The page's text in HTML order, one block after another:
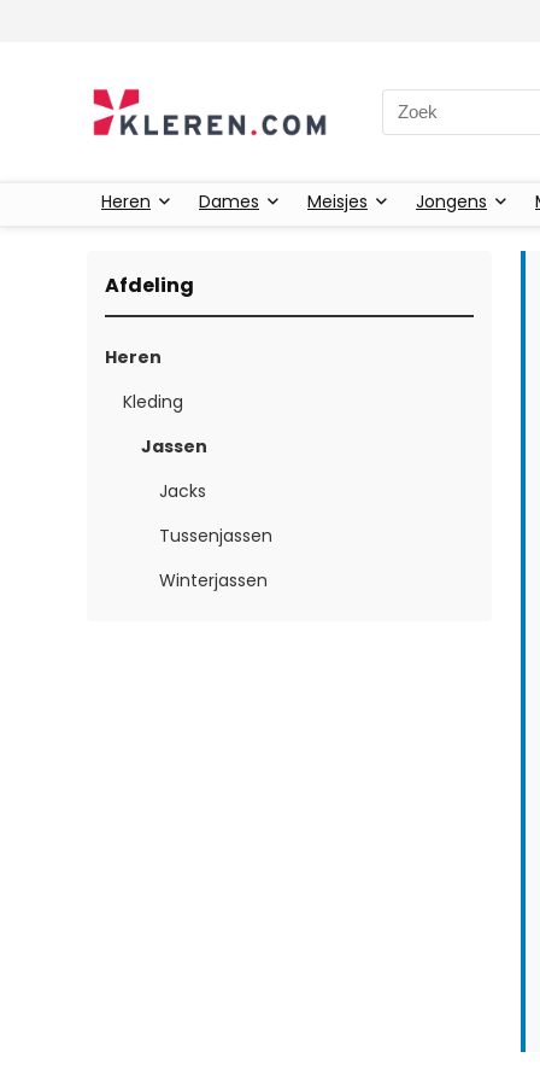
Zoeken naar:
Heren Dames Meisjes Jongens
Afdeling
Heren
Kleding
Jassen
Jacks
Tussenjassen
Winterjassen